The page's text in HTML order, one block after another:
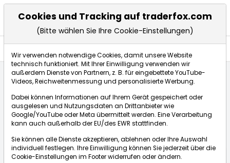
Industrieverband: Düngerversorgung in Europa unge...
dpa-AFX Compact
ÜBERSICHT DPA-AFX PROFEED
DPA-AFX COMPACT
Cookies und Tracking auf traderfox.com
(Bitte wählen Sie Ihre Cookie-Einstellungen)
Wir verwenden notwendige Cookies, damit unsere Website
technisch funktioniert. Mit Ihrer Einwilligung verwenden wir
außerdem Dienste von Partnern, z. B. für eingebettete YouTube-
Videos, Reichweitenmessung und personalisierte Werbung.
Dabei können Informationen auf Ihrem Gerät gespeichert oder
ausgelesen und Nutzungsdaten an Drittanbieter wie
Google/YouTube oder Meta übermittelt werden. Eine Verarbeitung
kann auch außerhalb der EU/des EWR stattfinden.
Sie können alle Dienste akzeptieren, ablehnen oder Ihre Auswahl
individuell festlegen. Ihre Einwilligung können Sie jederzeit über die
Cookie-Einstellungen im Footer widerrufen oder ändern.